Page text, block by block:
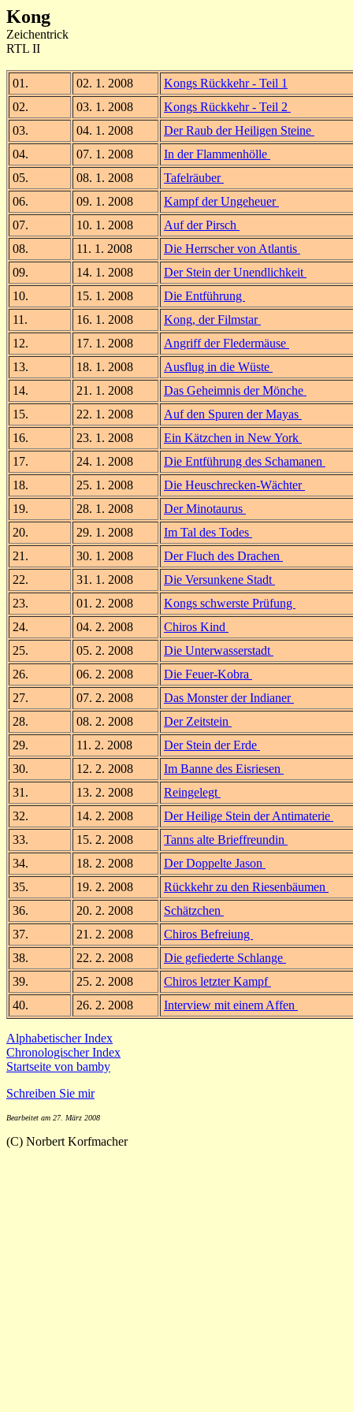
Kong
Zeichentrick
RTL II
01. 02. 1. 2008
Kongs Rückkehr - Teil 1
02.
03. 1. 2008
Kongs Rückkehr - Teil 2
03.
04. 1. 2008
Der Raub der Heiligen Steine
04.
07. 1. 2008
In der Flammenhölle
05.
08. 1. 2008
Tafelräuber
06.
09. 1. 2008
Kampf der Ungeheuer
07.
10. 1. 2008
Auf der Pirsch
08.
11. 1. 2008
Die Herrscher von Atlantis
09.
14. 1. 2008
Der Stein der Unendlichkeit
10.
15. 1. 2008
Die Entführung
11.
16. 1. 2008
Kong, der Filmstar
12.
17. 1. 2008
Angriff der Fledermäuse
13.
18. 1. 2008
Ausflug in die Wüste
14.
21. 1. 2008
Das Geheimnis der Mönche
15.
22. 1. 2008
Auf den Spuren der Mayas
16.
23. 1. 2008
Ein Kätzchen in New York
17.
24. 1. 2008
Die Entführung des Schamanen
18.
25. 1. 2008
Die Heuschrecken-Wächter
19.
28. 1. 2008
Der Minotaurus
20.
29. 1. 2008
Im Tal des Todes
21.
30. 1. 2008
Der Fluch des Drachen
22.
31. 1. 2008
Die Versunkene Stadt
23.
01. 2. 2008
Kongs schwerste Prüfung
24.
04. 2. 2008
Chiros Kind
25.
05. 2. 2008
Die Unterwasserstadt
26.
06. 2. 2008
Die Feuer-Kobra
27.
07. 2. 2008
Das Monster der Indianer
28.
08. 2. 2008
Der Zeitstein
29.
11. 2. 2008
Der Stein der Erde
30.
12. 2. 2008
Im Banne des Eisriesen
31.
13. 2. 2008
Reingelegt
32.
14. 2. 2008
Der Heilige Stein der Antimaterie
33.
15. 2. 2008
Tanns alte Brieffreundin
34.
18. 2. 2008
Der Doppelte Jason
35.
19. 2. 2008
Rückkehr zu den Riesenbäumen
36.
20. 2. 2008
Schätzchen
37.
21. 2. 2008
Chiros Befreiung
38.
22. 2. 2008
Die gefiederte Schlange
39.
25. 2. 2008
Chiros letzter Kampf
40.
26. 2. 2008 Interview mit einem Affen
Alphabetischer Index
Chronologischer Index
Startseite von bamby
Schreiben Sie mir
Bearbeitet am 27. März 2008
(C) Norbert Korfmacher